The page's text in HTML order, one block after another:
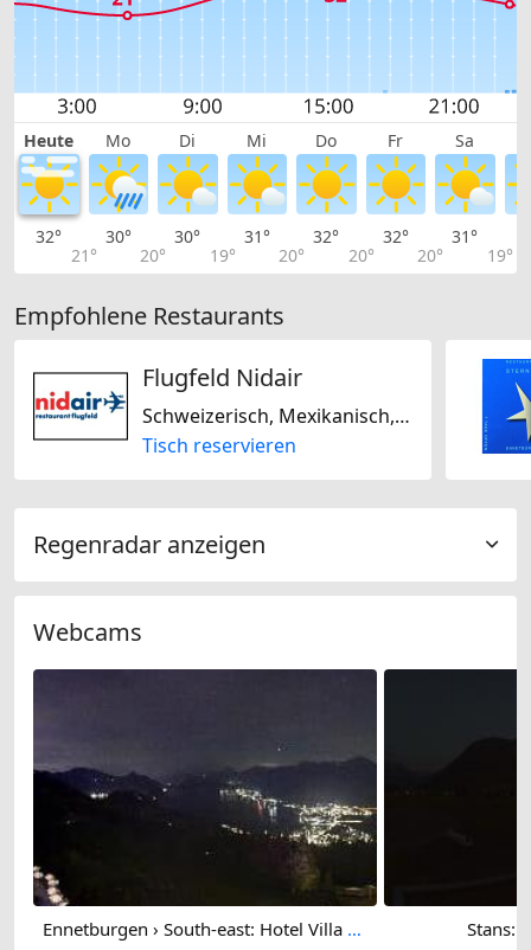
Heute Mo Di Mi Do Fr Sa
32°
21°
30°
20°
30°
19°
31°
20°
32°
20°
32°
20°
31°
19°
Empfohlene Restaurants
Flugfeld Nidair
Schweizerisch, Mexikanisch, Saisonal
Tisch reservieren
Regenradar anzeigen
Webcams
Ennetburgen › South-east: Hotel Villa Honegg Stans: